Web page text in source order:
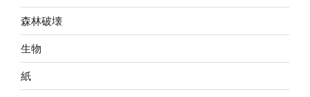
森林破壊
生物
紙